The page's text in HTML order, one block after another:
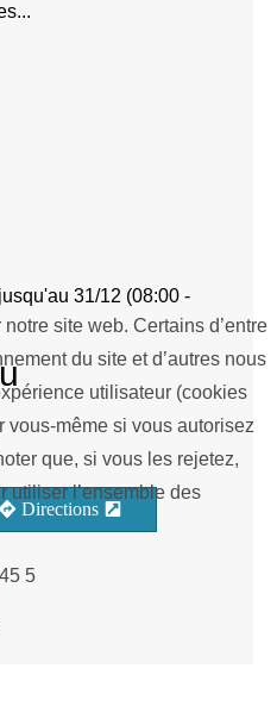
31/12 (08:00 -
Directions
5
site web. Certains d’entre
du site et d’autres nous
utilisateur (cookies
vous-même si vous autorisez
que, si vous les rejetez,
utiliser l’ensemble des